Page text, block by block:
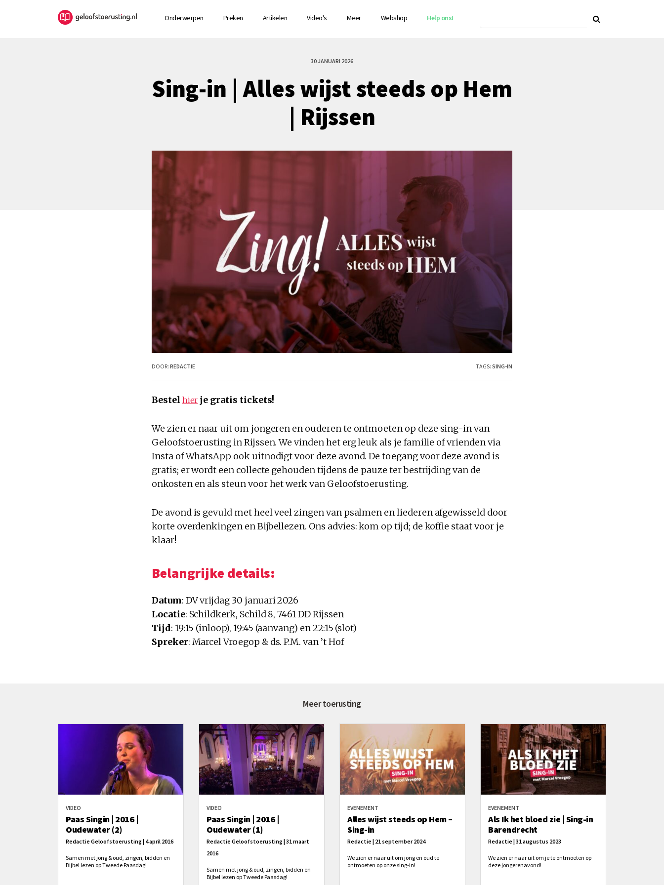
Onderwerpen Preken Artikelen Video's Meer Webshop Help ons!
30 JANUARI 2026
Sing-in | Alles wijst steeds op Hem
| Rijssen
DOOR: REDACTIE TAGS: SING-IN
Bestel hier je gratis tickets!
We zien er naar uit om jongeren en ouderen te ontmoeten op deze sing-in van
Geloofstoerusting in Rijssen. We vinden het erg leuk als je familie of vrienden via
Insta of WhatsApp ook uitnodigt voor deze avond. De toegang voor deze avond is
gratis; er wordt een collecte gehouden tijdens de pauze ter bestrijding van de
onkosten en als steun voor het werk van Geloofstoerusting.
De avond is gevuld met heel veel zingen van psalmen en liederen afgewisseld door
korte overdenkingen en Bijbellezen. Ons advies: kom op tijd; de koffie staat voor je
klaar!
Belangrijke details:
Datum: DV vrijdag 30 januari 2026
Locatie: Schildkerk, Schild 8, 7461 DD Rijssen
Tijd: 19:15 (inloop), 19:45 (aanvang) en 22:15 (slot)
Spreker: Marcel Vroegop & ds. P.M. van ’t Hof
Meer toerusting
VIDEO
Paas Singin | 2016 |
Oudewater (2)
Redactie Geloofstoerusting | 4 april 2016
Samen met jong & oud, zingen, bidden en
Bijbel lezen op Tweede Paasdag!
VIDEO
Paas Singin | 2016 |
Oudewater (1)
Redactie Geloofstoerusting | 31 maart
2016
Samen met jong & oud, zingen, bidden en
Bijbel lezen op Tweede Paasdag!
EVENEMENT
Alles wijst steeds op Hem –
Sing-in
Redactie | 21 september 2024
We zien er naar uit om jong en oud te
ontmoeten op onze sing-in!
EVENEMENT
Als Ik het bloed zie | Sing-in
Barendrecht
Redactie | 31 augustus 2023
We zien er naar uit om je te ontmoeten op
deze jongerenavond!